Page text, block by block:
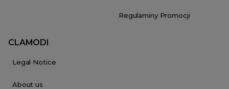
Regulaminy Promocji
CLAMODI
Legal Notice
About us